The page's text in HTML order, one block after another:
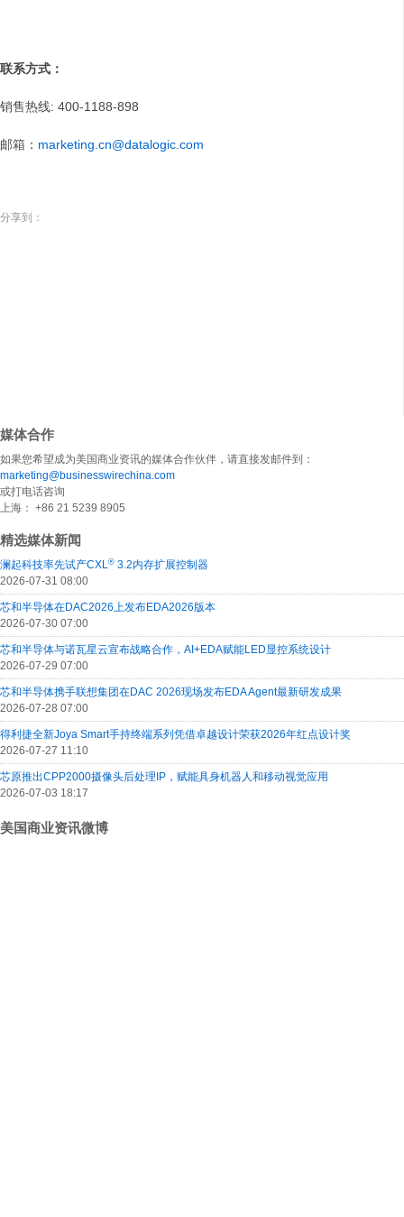
联系方式：
销售热线: 400-1188-898
邮箱： marketing.cn@datalogic.com
分享到：
媒体合作
如果您希望成为美国商业资讯的媒体合作伙伴，请直接发邮件到：
marketing@businesswirechina.com
或打电话咨询
上海： +86 21 5239 8905
精选媒体新闻
澜起科技率先试产CXL® 3.2内存扩展控制器
2026-07-31 08:00
芯和半导体在DAC2026上发布EDA2026版本
2026-07-30 07:00
芯和半导体与诺瓦星云宣布战略合作，AI+EDA赋能LED显控系统设计
2026-07-29 07:00
芯和半导体携手联想集团在DAC 2026现场发布EDA Agent最新研发成果
2026-07-28 07:00
得利捷全新Joya Smart手持终端系列凭借卓越设计荣获2026年红点设计奖
2026-07-27 11:10
芯原推出CPP2000摄像头后处理IP，赋能具身机器人和移动视觉应用
2026-07-03 18:17
美国商业资讯微博